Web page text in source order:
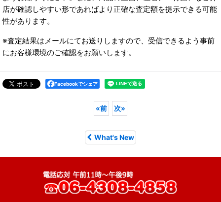
店が確認しやすい形であればより正確な査定額を提示できる可能
性があります。
※査定結果はメールにてお送りしますので、受信できるよう事前
にお客様環境のご確認をお願いします。
Facebookでシェア
«前 次»
What's New